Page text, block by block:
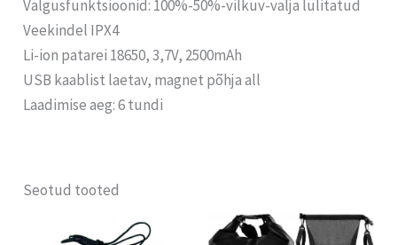
Valgusfunktsioonid: 100%-50%-vilkuv-välja lülitatud
Veekindel IPX4
Li-ion patarei 18650, 3,7V, 2500mAh
USB kaablist laetav, magnet põhja all
Laadimise aeg: 6 tundi
Seotud tooted